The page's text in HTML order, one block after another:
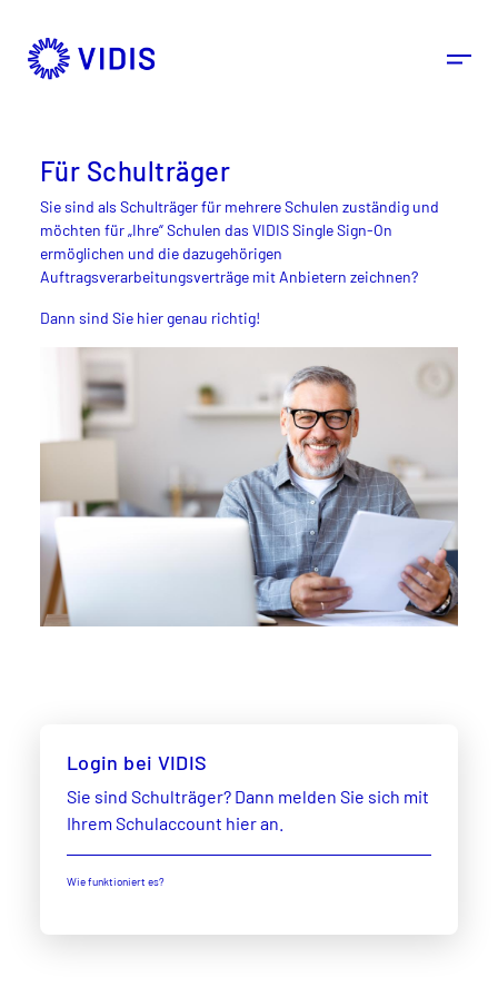
Für Schulträger
Sie sind als Schulträger für mehrere Schulen zuständig und
möchten für „Ihre“ Schulen das VIDIS Single Sign-On
ermöglichen und die dazugehörigen
Auftragsverarbeitungsverträge mit Anbietern zeichnen?
Dann sind Sie hier genau richtig!
Login bei VIDIS
Sie sind Schulträger? Dann melden Sie sich mit
Ihrem Schulaccount hier an.
Wie funktioniert es?